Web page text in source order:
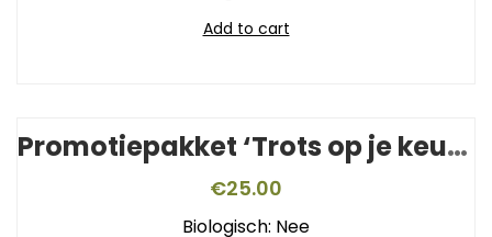
Add to cart
Promotiepakket ‘Trots op je keurmerk’
€25.00
Biologisch: Nee